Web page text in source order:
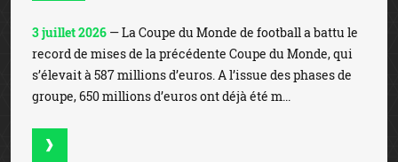
3 juillet 2026 — La Coupe du Monde de football a battu le
record de mises de la précédente Coupe du Monde, qui
s’élevait à 587 millions d’euros. A l’issue des phases de
groupe, 650 millions d’euros ont déjà été m...